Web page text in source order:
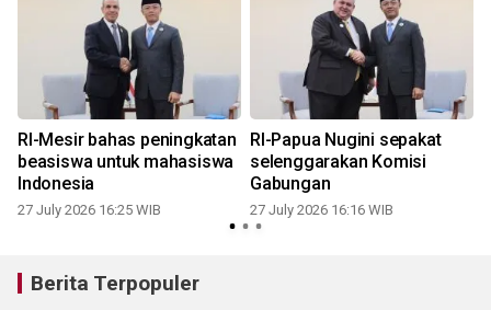
RI-Mesir bahas peningkatan
beasiswa untuk mahasiswa
Indonesia
27 July 2026 16:25 WIB
RI-Papua Nugini sepakat
selenggarakan Komisi
Gabungan
27 July 2026 16:16 WIB
Berita Terpopuler